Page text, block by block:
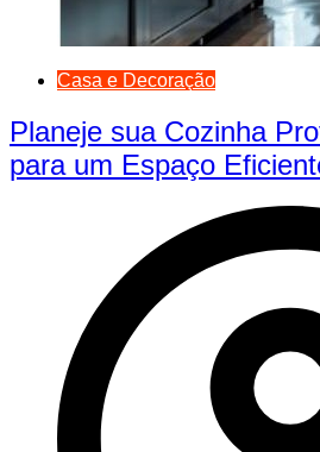
Casa e Decoração
Planeje sua Cozinha
para um Espaço